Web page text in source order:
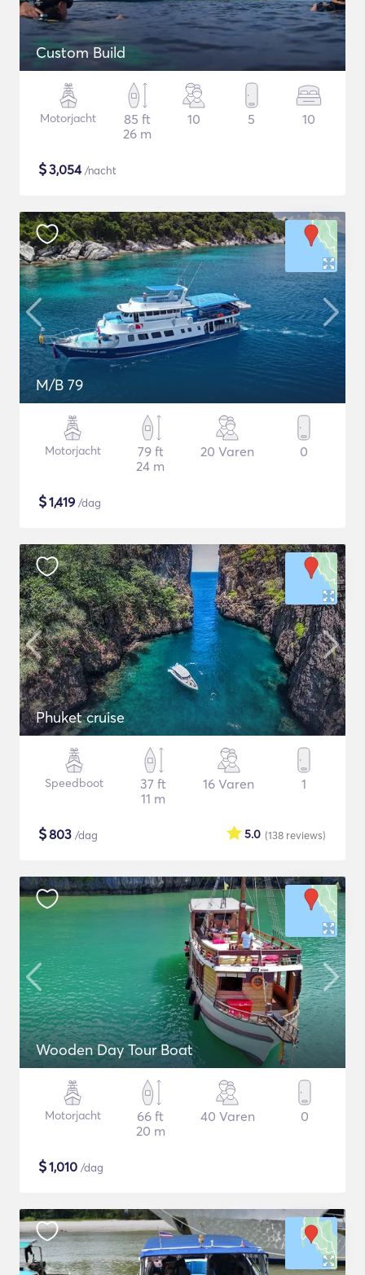
Custom Build
Motorjacht
85 ft
26 m
10 5 10
$3,054/nacht
M/B 79
Motorjacht
79 ft
24 m
20 Varen 0
$1,419 /dag
Phuket cruise
Speedboot
37 ft
11 m
16 Varen 1
$803 /dag (138 reviews)
5.0
Wooden Day Tour Boat
Motorjacht
66 ft
20 m
40 Varen 0
$1,010 /dag